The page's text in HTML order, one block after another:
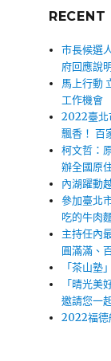
RECENT
市長候選
府回應說
馬上行動
工作機會
2022臺北
飄香！ 百
柯文哲：
辦全國原
內湖躍動
參加臺北
吃的牛肉
主持任內
圓滿滿、
「茶山
「晴光
邀請您一
2022福德